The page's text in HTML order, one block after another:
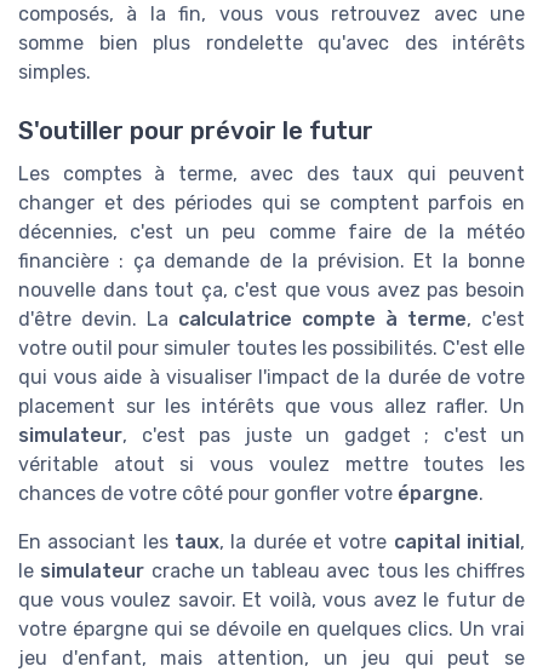
composés, à la fin, vous vous retrouvez avec une
somme bien plus rondelette qu'avec des intérêts
simples.
S'outiller pour prévoir le futur
Les comptes à terme, avec des taux qui peuvent
changer et des périodes qui se comptent parfois en
décennies, c'est un peu comme faire de la météo
financière : ça demande de la prévision. Et la bonne
nouvelle dans tout ça, c'est que vous avez pas besoin
d'être devin. La calculatrice compte à terme, c'est
votre outil pour simuler toutes les possibilités. C'est elle
qui vous aide à visualiser l'impact de la durée de votre
placement sur les intérêts que vous allez rafler. Un
simulateur, c'est pas juste un gadget ; c'est un
véritable atout si vous voulez mettre toutes les
chances de votre côté pour gonfler votre épargne.
En associant les taux, la durée et votre capital initial,
le simulateur crache un tableau avec tous les chiffres
que vous voulez savoir. Et voilà, vous avez le futur de
votre épargne qui se dévoile en quelques clics. Un vrai
jeu d'enfant, mais attention, un jeu qui peut se